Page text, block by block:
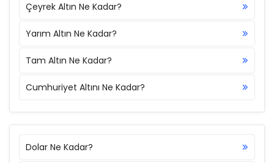
Çeyrek Altın Ne Kadar?
Yarım Altın Ne Kadar?
Tam Altın Ne Kadar?
Cumhuriyet Altını Ne Kadar?
Dolar Ne Kadar?